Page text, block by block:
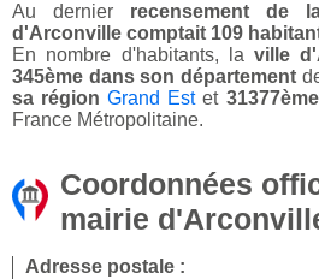
Au dernier recensement de
d'Arconville comptait 109
En nombre d'habitants, laville
345ème dans son département
sa région Grand Estet
France Métropolitaine.
Coordonnées
mairie
Adresse postale :